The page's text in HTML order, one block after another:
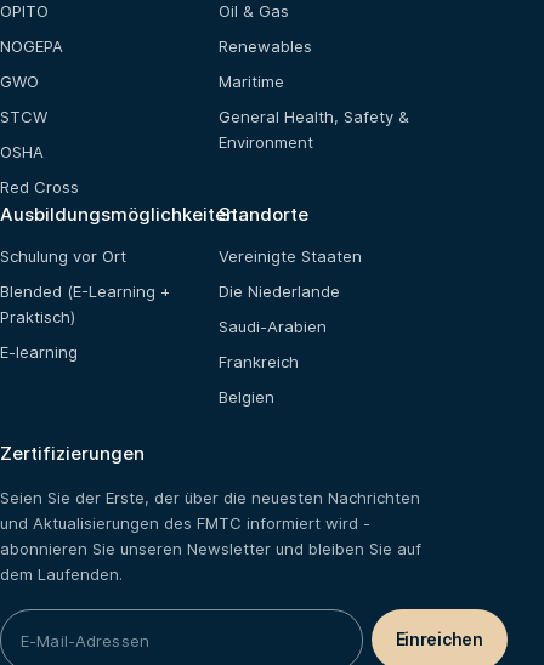
OPITO
NOGEPA
GWO
STCW
OSHA
Red Cross
Oil & Gas
Renewables
Maritime
General Health, Safety &
Environment
Ausbildungsmöglichkeiten
Schulung vor Ort
Blended (E-Learning +
Praktisch)
E-learning
Standorte
Vereinigte Staaten
Die Niederlande
Saudi-Arabien
Frankreich
Belgien
Zertifizierungen
Seien Sie der Erste, der über die neuesten Nachrichten
und Aktualisierungen des FMTC informiert wird -
abonnieren Sie unseren Newsletter und bleiben Sie auf
dem Laufenden.